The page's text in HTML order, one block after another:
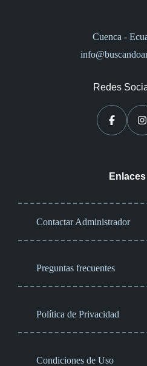
Cuenca -
Redes
Enlaces
Contactar Administrador
Preguntas frecuentes
Política de Privacidad
Condiciones de Uso